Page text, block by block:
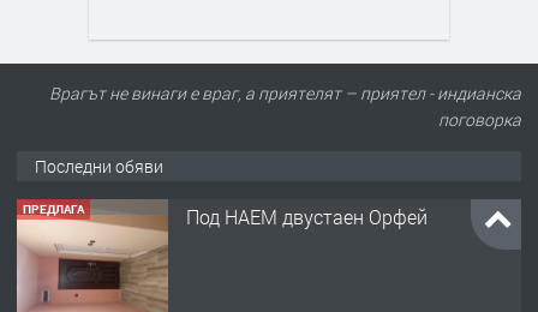
Врагът не винаги е враг, а приятелят – приятел - индианска
поговорка
Последни обяви
ПРЕДЛАГА Под НАЕМ двустаен Орфей